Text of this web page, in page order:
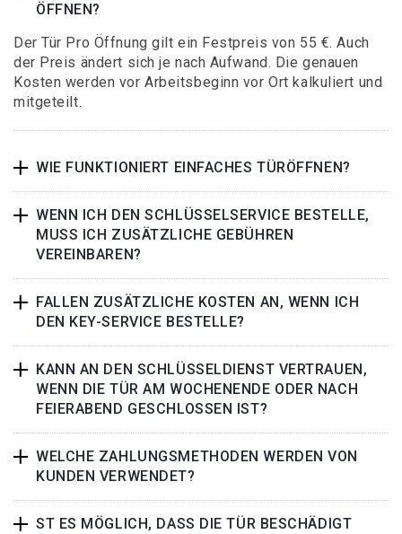
ÖFFNEN?
Der Tür Pro Öffnung gilt ein Festpreis von 55 €. Auch
der Preis ändert sich je nach Aufwand. Die genauen
Kosten werden vor Arbeitsbeginn vor Ort kalkuliert und
mitgeteilt.
WIE FUNKTIONIERT EINFACHES TÜRÖFFNEN?
WENN ICH DEN SCHLÜSSELSERVICE BESTELLE,
MUSS ICH ZUSÄTZLICHE GEBÜHREN
VEREINBAREN?
FALLEN ZUSÄTZLICHE KOSTEN AN, WENN ICH
DEN KEY-SERVICE BESTELLE?
KANN AN DEN SCHLÜSSELDIENST VERTRAUEN,
WENN DIE TÜR AM WOCHENENDE ODER NACH
FEIERABEND GESCHLOSSEN IST?
WELCHE ZAHLUNGSMETHODEN WERDEN VON
KUNDEN VERWENDET?
ST ES MÖGLICH, DASS DIE TÜR BESCHÄDIGT